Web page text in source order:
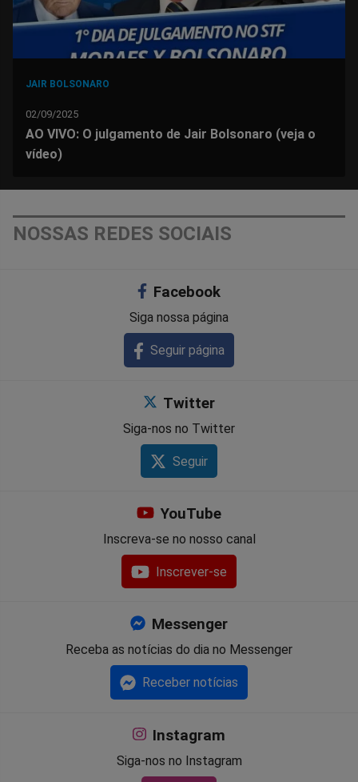
JAIR BOLSONARO
02/09/2025
AO VIVO: O julgamento de Jair Bolsonaro (veja o
vídeo)
NOSSAS REDES SOCIAIS
Facebook
Siga nossa página
Seguir página
Twitter
Siga-nos no Twitter
Seguir
YouTube
Inscreva-se no nosso canal
Inscrever-se
Messenger
Receba as notícias do dia no Messenger
Receber notícias
Instagram
Siga-nos no Instagram